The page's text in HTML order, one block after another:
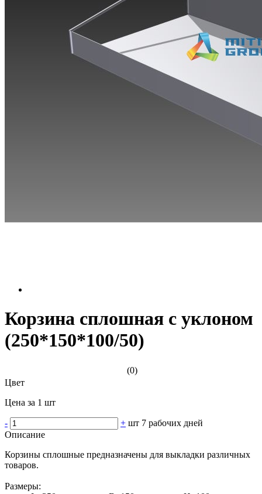
Корзина сплошная с уклоном
(250*150*100/50)
(0)
Цвет
Цена за 1 шт
- + шт 7 рабочих дней
Описание
Корзины сплошные предназначены для выкладки различных
товаров.
Размеры: